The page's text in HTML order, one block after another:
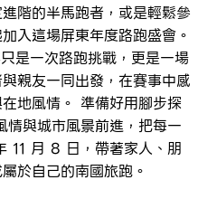
階的半馬跑者，或是輕鬆參
入這場屏東年度路跑盛會。
一次路跑挑戰，更是一場
親友一同出發，在賽事中感
地風情。 準備好用腳步探
與城市風景前進，把每一
11 月 8 日，帶著家人、朋
於自己的南國旅跑。